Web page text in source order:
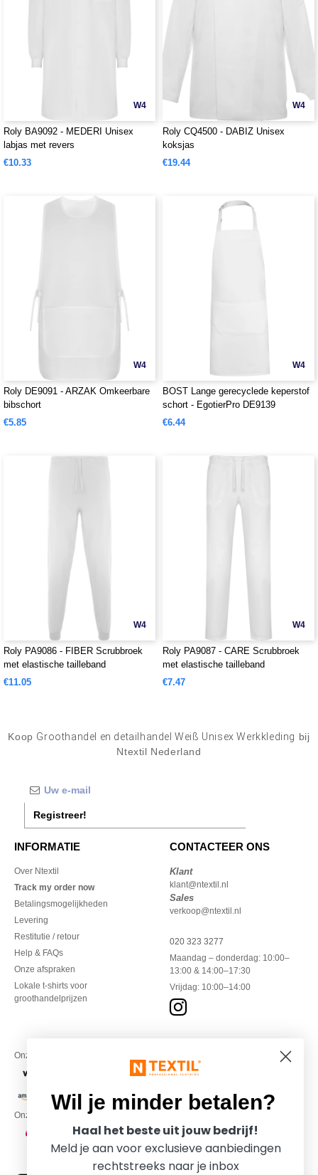
W4
Roly BA9092 - MEDERI Unisex
labjas met revers
€10.33
W4
Roly CQ4500 - DABIZ Unisex
koksjas
€19.44
W4
Roly DE9091 - ARZAK Omkeerbare
bibschort
€5.85
W4
BOST Lange gerecyclede keperstof
schort - EgotierPro DE9139
€6.44
W4
Roly PA9086 - FIBER Scrubbroek
met elastische tailleband
€11.05
W4
Roly PA9087 - CARE Scrubbroek
met elastische tailleband
€7.47
Koop Groothandel en detailhandel Weiß Unisex Werkkleding bij
Ntextil Nederland
Registreer!
INFORMATIE
Over Ntextil
Track my order now
Betalingsmogelijkheden
Levering
Restitutie / retour
Help & FAQs
Onze afspraken
Lokale t-shirts voor
groothandelprijzen
CONTACTEER ONS
Klant
klant@ntextil.nl
Sales
verkoop@ntextil.nl
020 323 3277
Maandag – donderdag: 10:00–
13:00 & 14:00–17:30
Vrijdag: 10:00–14:00
Onze financiële partners
Onze transporteurs
Wil je minder betalen?
Haal het beste uit jouw bedrijf!
Meld je aan voor exclusieve aanbiedingen
rechtstreeks naar je inbox